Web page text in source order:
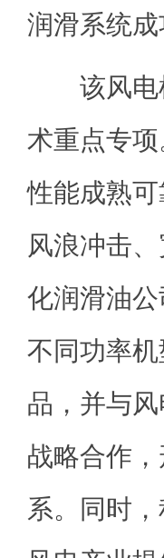
润滑系统
该风电机
术重点专
性能成熟
风浪冲击
化润滑油
不同功率
品，并与
战略合作
系。同时